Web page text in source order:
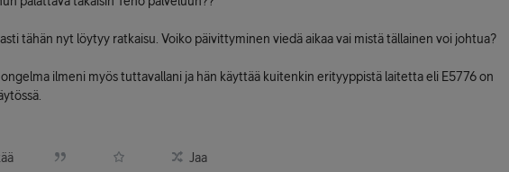
tähän nyt löytyy ratkaisu. Voiko päivittyminen viedä aikaa vai mistä tällainen voi johtua?
ongelma ilmeni myös tuttavallani ja hän käyttää kuitenkin erityyppistä laitetta eli E5776 on
Jaa